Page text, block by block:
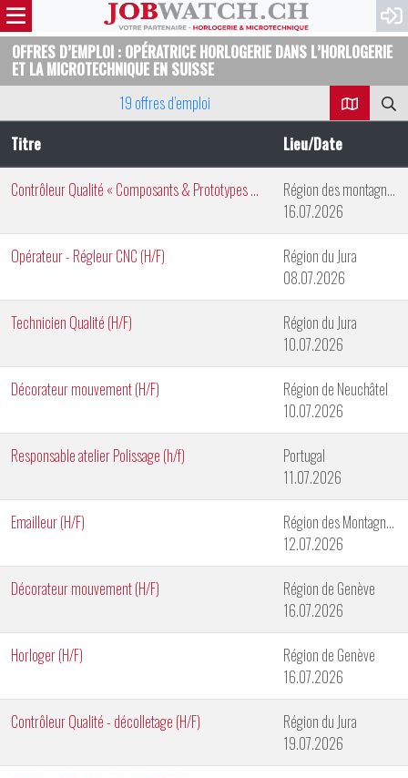
OFFRES D’EMPLOI : OPÉRATRICE HORLOGERIE DANS L’HORLOGERIE
ET LA MICROTECHNIQUE EN SUISSE
19 offres d’emploi
Titre
Lieu/Date
Contrôleur Qualité « Composants & Prototypes » (H/F)
Région des montagnes neuchâteloises
16.07.2026
Opérateur - Régleur CNC (H/F)
Région du Jura
08.07.2026
Technicien Qualité (H/F)
Région du Jura
10.07.2026
Décorateur mouvement (H/F)
Région de Neuchâtel
10.07.2026
Responsable atelier Polissage (h/f)
Portugal
11.07.2026
Emailleur (H/F)
Région des Montagnes Neuchâteloises
12.07.2026
Décorateur mouvement (H/F)
Région de Genève
16.07.2026
Horloger (H/F)
Région de Genève
16.07.2026
Contrôleur Qualité - décolletage (H/F)
Région du Jura
19.07.2026